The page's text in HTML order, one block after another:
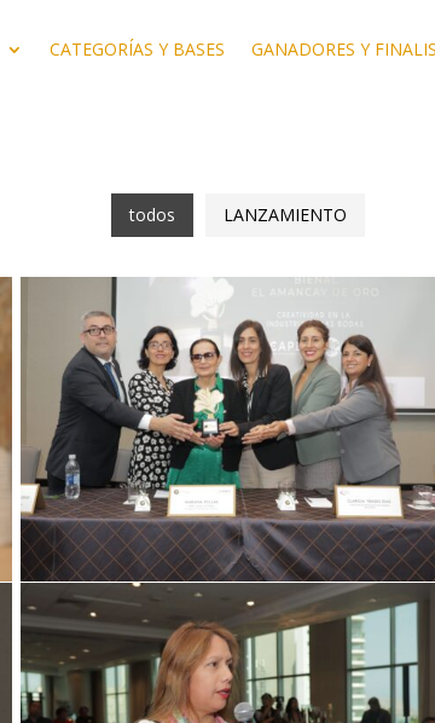
CATEGORÍAS Y BASES GANADORES Y
todos LANZAMIENTO